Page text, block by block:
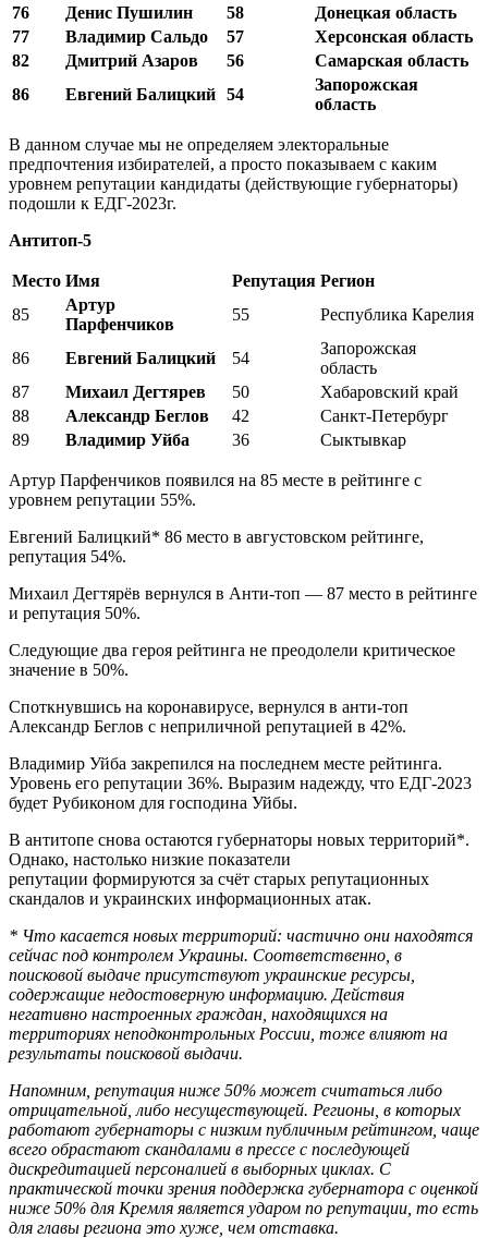
76 Денис Пушилин 58
Донецкая область
77
Владимир Сальдо 57
Херсонская область
82
Дмитрий Азаров 56
Самарская область
86
Евгений Балицкий 54
Запорожская
область
В данном случае мы не определяем электоральные
предпочтения избирателей, а просто показываем с каким
уровнем репутации кандидаты (действующие губернаторы)
подошли к ЕДГ-2023г.
Антитоп-5
Место Имя Репутация Регион
85
Артур
Парфенчиков
55 Республика Карелия
86 Евгений Балицкий 54
Запорожская
область
87
Михаил Дегтярев 50
Хабаровский край
88
Александр Беглов 42
Санкт-Петербург
89
Владимир Уйба 36 Сыктывкар
Артур Парфенчиков появился на 85 месте в рейтинге с
уровнем репутации 55%.
Евгений Балицкий* 86 место в августовском рейтинге,
репутация 54%.
Михаил Дегтярёв вернулся в Анти-топ — 87 место в рейтинге
и репутация 50%.
Следующие два героя рейтинга не преодолели критическое
значение в 50%.
Споткнувшись на коронавирусе, вернулся в анти-топ
Александр Беглов с неприличной репутацией в 42%.
Владимир Уйба закрепился на последнем месте рейтинга.
Уровень его репутации 36%. Выразим надежду, что ЕДГ-2023
будет Рубиконом для господина Уйбы.
В антитопе снова остаются губернаторы новых территорий*.
Однако, настолько низкие показатели
репутации формируются за счёт старых репутационных
скандалов и украинских информационных атак.
* Что касается новых территорий: частично они находятся
сейчас под контролем Украины. Соответственно, в
поисковой выдаче присутствуют украинские ресурсы,
содержащие недостоверную информацию. Действия
негативно настроенных граждан, находящихся на
территориях неподконтрольных России, тоже влияют на
результаты поисковой выдачи.
Напомним, репутация ниже 50% может считаться либо
отрицательной, либо несуществующей. Регионы, в которых
работают губернаторы с низким публичным рейтингом, чаще
всего обрастают скандалами в прессе с последующей
дискредитацией персоналией в выборных циклах. С
практической точки зрения поддержка губернатора с оценкой
ниже 50% для Кремля является ударом по репутации, то есть
для главы региона это хуже, чем отставка.